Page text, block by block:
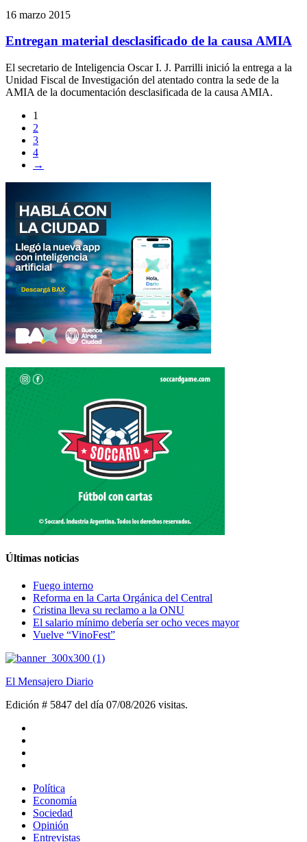
16 marzo 2015
Entregan material desclasificado de la causa AMIA
El secretario de Inteligencia Oscar I. J. Parrilli inició la entrega a la
Unidad Fiscal de Investigación del atentado contra la sede de la
AMIA de la documentación desclasificada de la causa AMIA.
1
2
3
4
→
Últimas noticias
Fuego interno
Reforma en la Carta Orgánica del Central
Cristina lleva su reclamo a la ONU
El salario mínimo debería ser ocho veces mayor
Vuelve “VinoFest”
El Mensajero Diario
Edición # 5847 del día 07/08/2026 visitas.
Política
Economía
Sociedad
Opinión
Entrevistas